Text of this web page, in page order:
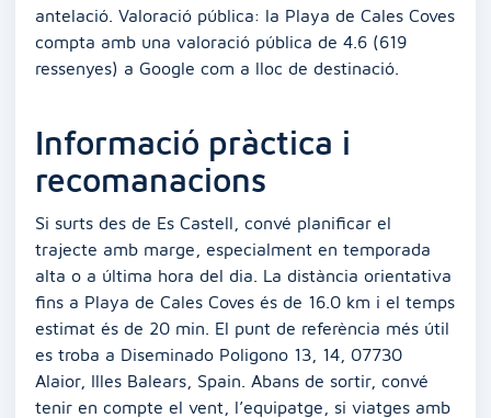
antelació. Valoració pública: la Playa de Cales Coves
compta amb una valoració pública de 4.6 (619
ressenyes) a Google com a lloc de destinació.
Informació pràctica i
recomanacions
Si surts des de Es Castell, convé planificar el
trajecte amb marge, especialment en temporada
alta o a última hora del dia. La distància orientativa
fins a Playa de Cales Coves és de 16.0 km i el temps
estimat és de 20 min. El punt de referència més útil
es troba a Diseminado Poligono 13, 14, 07730
Alaior, Illes Balears, Spain. Abans de sortir, convé
tenir en compte el vent, l’equipatge, si viatges amb